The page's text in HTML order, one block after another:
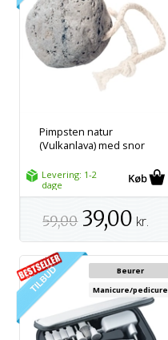
Pimpsten natur
(Vulkanlava) med snor
Levering: 1-2
dage
59,00 39,00 kr.
Beurer
Manicure/pedicure